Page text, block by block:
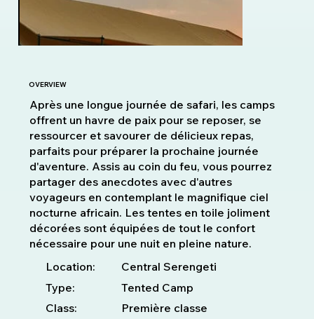
OVERVIEW
Après une longue journée de safari, les camps
offrent un havre de paix pour se reposer, se
ressourcer et savourer de délicieux repas,
parfaits pour préparer la prochaine journée
d'aventure. Assis au coin du feu, vous pourrez
partager des anecdotes avec d'autres
voyageurs en contemplant le magnifique ciel
nocturne africain. Les tentes en toile joliment
décorées sont équipées de tout le confort
nécessaire pour une nuit en pleine nature.
Location:
Central Serengeti
Type:
Tented Camp
Class:
Première classe